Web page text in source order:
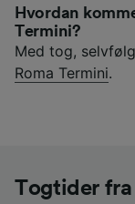
Hvordan
Termini?
Med tog,
Roma Termini.
Togtider fra